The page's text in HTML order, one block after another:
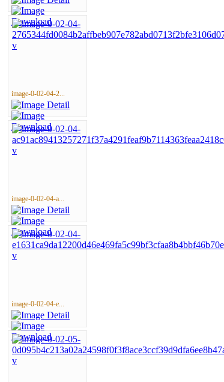
image-0-02-04-2...
image-0-02-04-a...
image-0-02-04-e...